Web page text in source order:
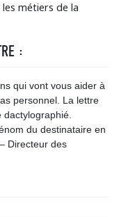
métiers de la
:
qui vont vous aider à
personnel. La lettre
du destinataire en
Directeur des